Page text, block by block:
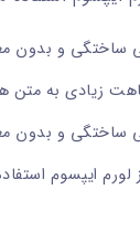
ساختگی و بدون
زیادی به متن
ساختگی و بدون
لورم ایپسوم